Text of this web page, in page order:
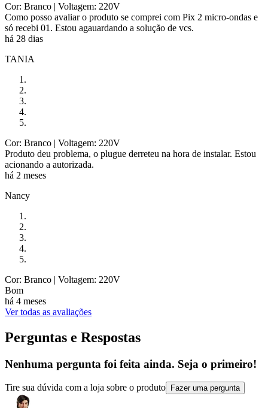
Cor: Branco | Voltagem: 220V
Como posso avaliar o produto se comprei com Pix 2 micro-ondas e
só recebi 01. Estou agauardando a solução de vcs.
há 28 dias
TANIA
Cor: Branco | Voltagem: 220V
Produto deu problema, o plugue derreteu na hora de instalar. Estou
acionando a autorizada.
há 2 meses
Nancy
Cor: Branco | Voltagem: 220V
Bom
há 4 meses
Ver todas as avaliações
Perguntas e Respostas
Nenhuma pergunta foi feita ainda. Seja o primeiro!
Tire sua dúvida com a loja sobre o produto Fazer uma pergunta